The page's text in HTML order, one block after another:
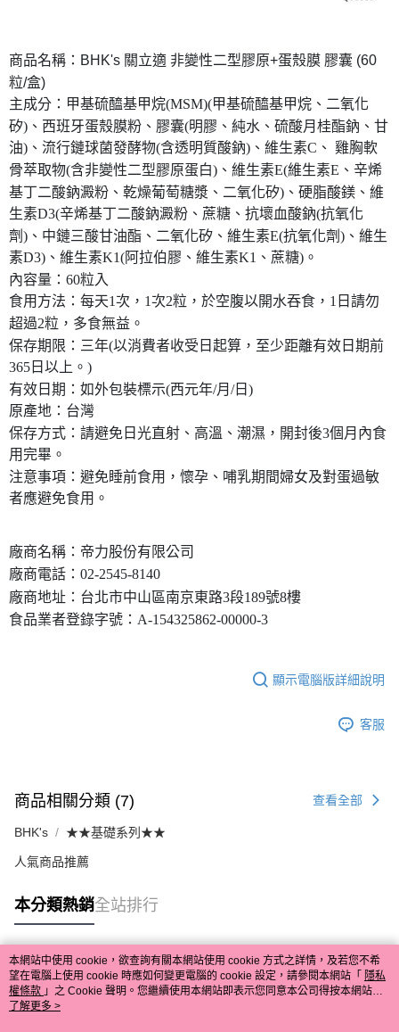
商品名稱：BHK's 關立適 非變性二型膠原+蛋殼膜 膠囊 (60
粒/盒)
主成分：甲基硫醯基甲烷(MSM)(甲基硫醯基甲烷、二氧化
矽)、西班牙蛋殼膜粉、膠囊(明膠、純水、硫酸月桂酯鈉、甘
油)、流行鏈球菌發酵物(含透明質酸鈉)、維生素C、 雞胸軟
骨萃取物(含非變性二型膠原蛋白)、維生素E(維生素E、辛烯
基丁二酸鈉澱粉、乾燥葡萄糖漿、二氧化矽)、硬脂酸鎂、維
生素D3(辛烯基丁二酸鈉澱粉、蔗糖、抗壞血酸鈉(抗氧化
劑)、中鏈三酸甘油酯、二氧化矽、維生素E(抗氧化劑)、維生
素D3)、維生素K1(阿拉伯膠、維生素K1、蔗糖)。
內容量：60粒入
食用方法：每天1次，1次2粒，於空腹以開水吞食，1日請勿
超過2粒，多食無益。
保存期限：三年(以消費者收受日起算，至少距離有效日期前
365日以上。)
有效日期：如外包裝標示(西元年/月/日)
原產地：台灣
保存方式：請避免日光直射、高溫、潮濕，開封後3個月內食
用完畢。
注意事項：避免睡前食用，懷孕、哺乳期間婦女及對蛋過敏
者應避免食用。
廠商名稱：帝力股份有限公司
廠商電話：02-2545-8140
廠商地址：台北市中山區南京東路3段189號8樓
食品業者登錄字號：A-154325862-00000-3
顯示電腦版詳細說明
客服
商品相關分類 (7) 查看全部
BHK's ★★基礎系列★★
人氣商品推薦
本分類熱銷全站排行
熱門標籤
本網站中使用 cookie，欲查詢有關本網站使用 cookie 方式之詳情，及若您不希
望在電腦上使用 cookie 時應如何變更電腦的 cookie 設定，請參閱本網站「 隱私
權條款 」之 Cookie 聲明。您繼續使用本網站即表示您同意本公司得按本網站使
用條款之 Cookie 聲明使用 cookie。
了解更多 >